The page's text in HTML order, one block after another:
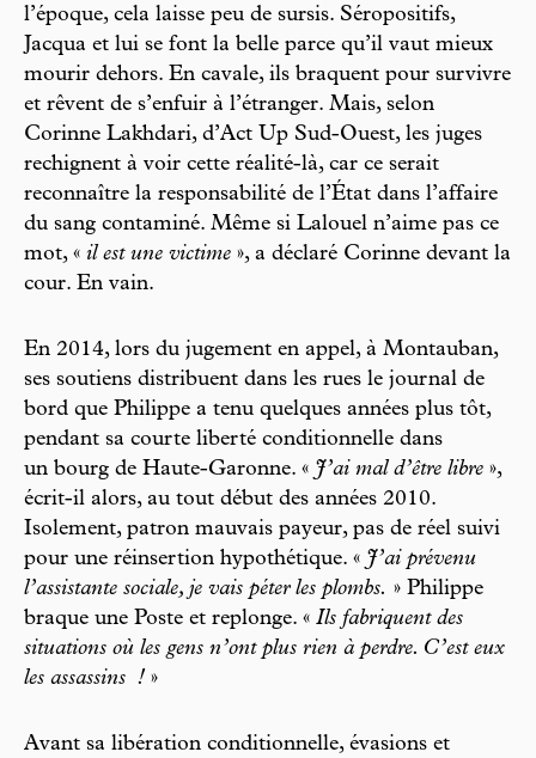
l’époque, cela laisse peu de sursis. Séropositifs,
Jacqua et lui se font la belle parce qu’il vaut mieux
mourir dehors. En cavale, ils braquent pour survivre
et rêvent de s’enfuir à l’étranger. Mais, selon
Corinne Lakhdari, d’Act Up Sud-Ouest, les juges
rechignent à voir cette réalité-là, car ce serait
reconnaître la responsabilité de l’État dans l’affaire
du sang contaminé. Même si Lalouel n’aime pas ce
mot, « il est une victime », a déclaré Corinne devant la
cour. En vain.
En 2014, lors du jugement en appel, à Montauban,
ses soutiens distribuent dans les rues le journal de
bord que Philippe a tenu quelques années plus tôt,
pendant sa courte liberté conditionnelle dans
un bourg de Haute-Garonne. « J’ai mal d’être libre »,
écrit-il alors, au tout début des années 2010.
Isolement, patron mauvais payeur, pas de réel suivi
pour une réinsertion hypothétique. « J’ai prévenu
l’assistante sociale, je vais péter les plombs. » Philippe
braque une Poste et replonge. « Ils fabriquent des
situations où les gens n’ont plus rien à perdre. C’est eux
les assassins ! »
Avant sa libération conditionnelle, évasions et